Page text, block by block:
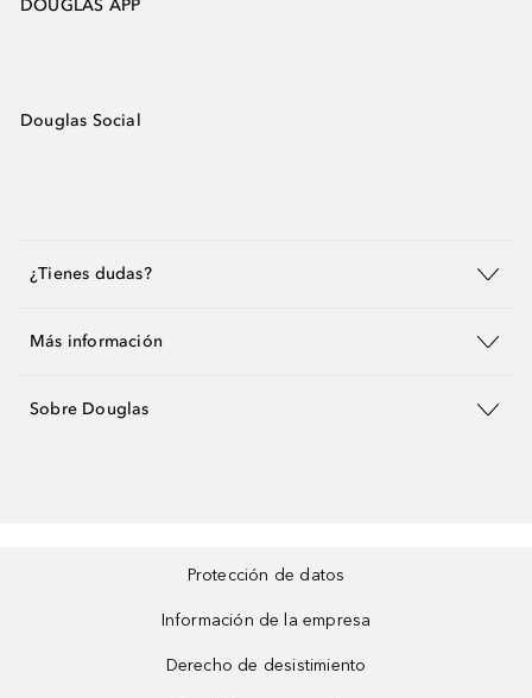
DOUGLAS APP
Douglas Social
¿Tienes dudas?
Más información
Sobre Douglas
Protección de datos
Información de la empresa
Derecho de desistimiento